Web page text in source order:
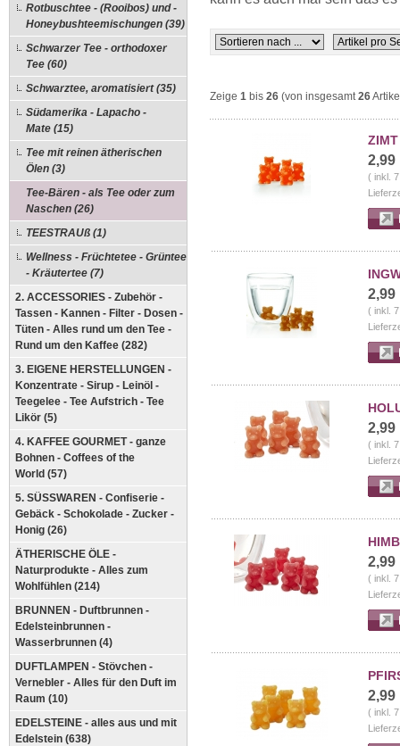
Rotbuschtee - (Rooibos) und -
Honeybushteemischungen (39)
Schwarzer Tee - orthodoxer
Tee (60)
Schwarztee, aromatisiert (35)
Südamerika - Lapacho -
Mate (15)
Tee mit reinen ätherischen
Ölen (3)
Tee-Bären - als Tee oder zum
Naschen (26)
TEESTRAUß (1)
Wellness - Früchtetee - Grüntee
- Kräutertee (7)
2. ACCESSORIES - Zubehör -
Tassen - Kannen - Filter - Dosen -
Tüten - Alles rund um den Tee -
Rund um den Kaffee (282)
3. EIGENE HERSTELLUNGEN -
Konzentrate - Sirup - Leinöl -
Teegelee - Tee Aufstrich - Tee
Likör (5)
4. KAFFEE GOURMET - ganze
Bohnen - Coffees of the
World (57)
5. SÜSSWAREN - Confiserie -
Gebäck - Schokolade - Zucker -
Honig (26)
ÄTHERISCHE ÖLE -
Naturprodukte - Alles zum
Wohlfühlen (214)
BRUNNEN - Duftbrunnen -
Edelsteinbrunnen -
Wasserbrunnen (4)
DUFTLAMPEN - Stövchen -
Vernebler - Alles für den Duft im
Raum (10)
EDELSTEINE - alles aus und mit
Edelstein (638)
Zeige 1 bis 26 (von insgesamt26
2,99
( inkl.
2,99
( inkl.
2,99
( inkl.
2,99
( inkl.
2,99
( inkl.